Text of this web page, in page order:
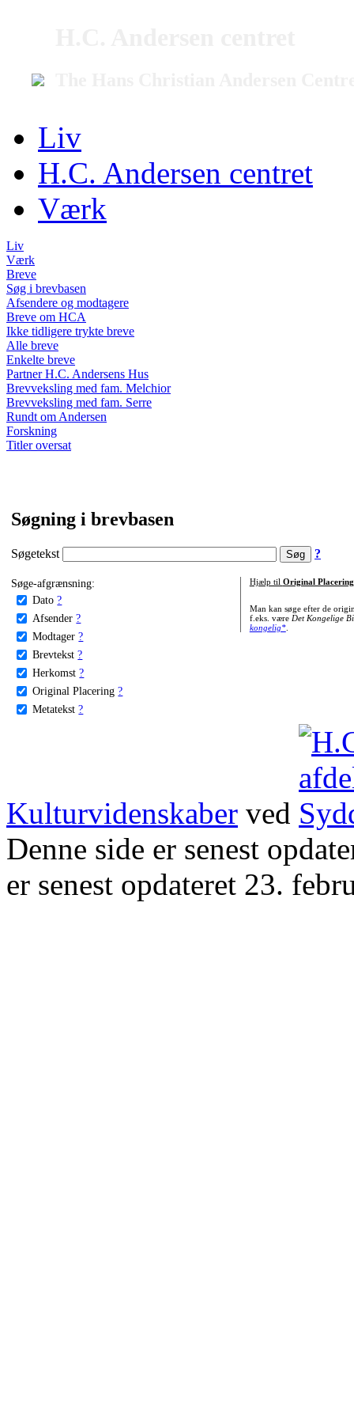
Liv
H.C. Andersen centret
Værk
Liv
Værk
Breve
Søg i brevbasen
Afsendere og modtagere
Breve om HCA
Ikke tidligere trykte breve
Alle breve
Enkelte breve
Partner H.C. Andersens Hus
Brevveksling med fam. Melchior
Brevveksling med fam. Serre
Rundt om Andersen
Forskning
Titler oversat
Søgning i brevbasen
Søgetekst ?
Søge-afgrænsning:
Dato ?
Afsender ?
Modtager ?
Brevtekst ?
Herkomst ?
Original Placering ?
Metatekst ?
Hjælp til Original Placering
Man kan søge efter de
f.eks. være Det Kongelige
kongelig*.
Kulturvidenskaber ved
Denne side er senest
er senest opdateret 23.